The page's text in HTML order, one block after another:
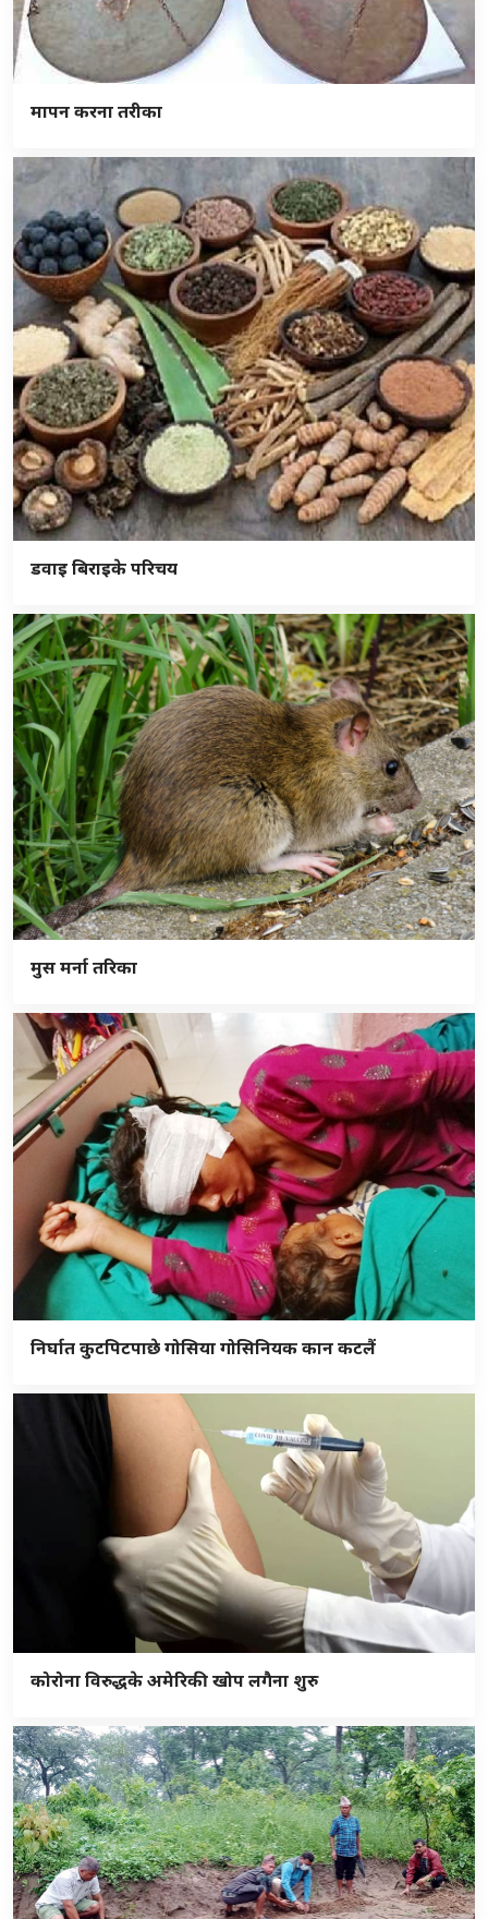
मापन करना तरीका
डवाइ बिराइके परिचय
मुस मर्ना तरिका
निर्घात कुटपिटपाछे गोसिया गोसिनियक कान कटलैं
कोरोना विरुद्धके अमेरिकी खोप लगैना शुरु